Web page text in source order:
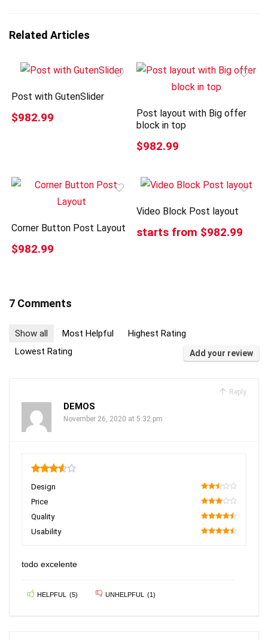
Related Articles
Post with GutenSlider
$982.99
Post layout with Big offer
block in top
$982.99
Corner Button Post Layout
$982.99
Video Block Post layout
starts from $982.99
7 Comments
Show all Most Helpful
Highest Rating
Lowest Rating
Add your review
Reply
DEMOS
November 26, 2020 at 5:32 pm
Design
50
Price
60
Quality
90
Usability
todo excelente
HELPFUL (5) UNHELPFUL (1)